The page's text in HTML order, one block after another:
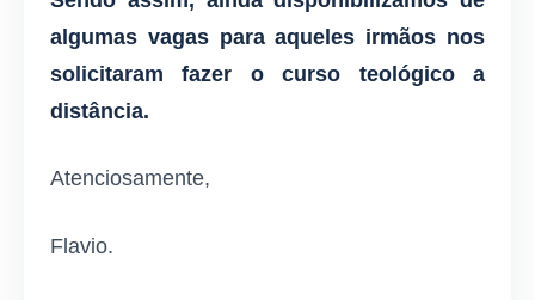
algumas vagas para aqueles irmãos nos
solicitaram fazer o curso teológico a
distância.
Atenciosamente,
Flavio.